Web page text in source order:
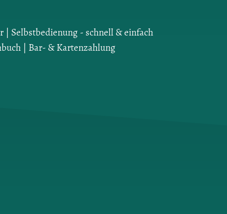
| Selbstbedienung - schnell & einfach
| Bar- & Kartenzahlung